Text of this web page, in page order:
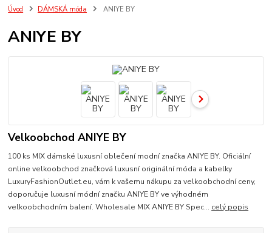
Úvod DÁMSKÁ móda ANIYE BY
ANIYE BY
Velkoobchod ANIYE BY
100 ks MIX dámské luxusní oblečení modní značka ANIYE BY. Oficiální
online velkoobchod značková luxusní originální móda a kabelky
LuxuryFashionOutlet.eu, vám k vašemu nákupu za velkoobchodní ceny,
doporučuje luxusní módní značku ANIYE BY ve výhodném
velkoobchodním balení. Wholesale MIX ANIYE BY Spec... celý popis